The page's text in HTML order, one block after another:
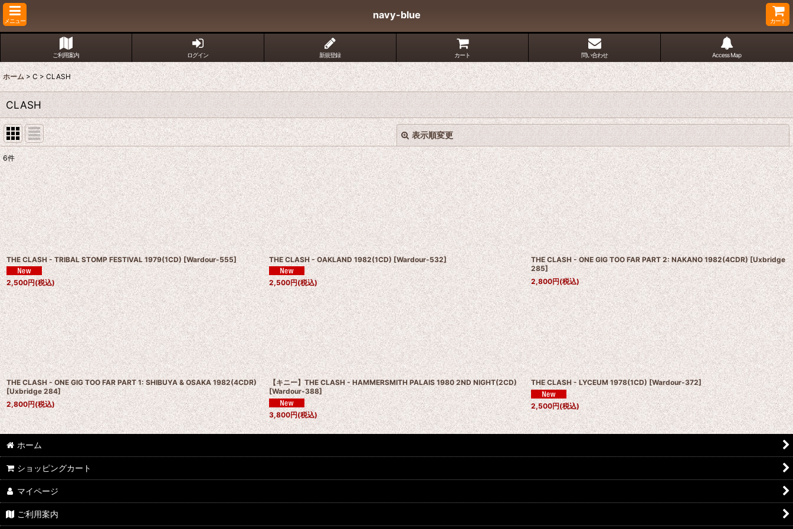
メニュー
navy-blue
カート
ご利用案内 ログイン 新規登録 カート 問い合わせ Access Map
ホーム > C > CLASH
CLASH
表示順変更
表示数:
並び順:
絞り込む
閉じる
6件
THE CLASH - TRIBAL STOMP FESTIVAL 1979(1CD) [Wardour-555]
2,500円(税込)
THE CLASH - OAKLAND 1982(1CD) [Wardour-532]
2,500円(税込)
THE CLASH - ONE GIG TOO FAR PART 2: NAKANO 1982(4CDR) [Uxbridge
285]
2,800円(税込)
THE CLASH - ONE GIG TOO FAR PART 1: SHIBUYA & OSAKA 1982(4CDR)
[Uxbridge 284]
2,800円(税込)
【キニー】THE CLASH - HAMMERSMITH PALAIS 1980 2ND NIGHT(2CD)
[Wardour-388]
3,800円(税込)
THE CLASH - LYCEUM 1978(1CD) [Wardour-372]
2,500円(税込)
ホーム
ショッピングカート
マイページ
ご利用案内